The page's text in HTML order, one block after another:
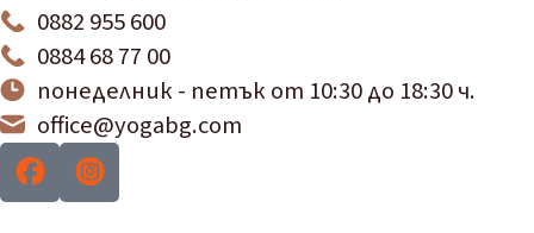
0882 955 600
0884 68 77 00​
понеделник - петък от 10:30 до 18:30 ч.
office@yogabg.com